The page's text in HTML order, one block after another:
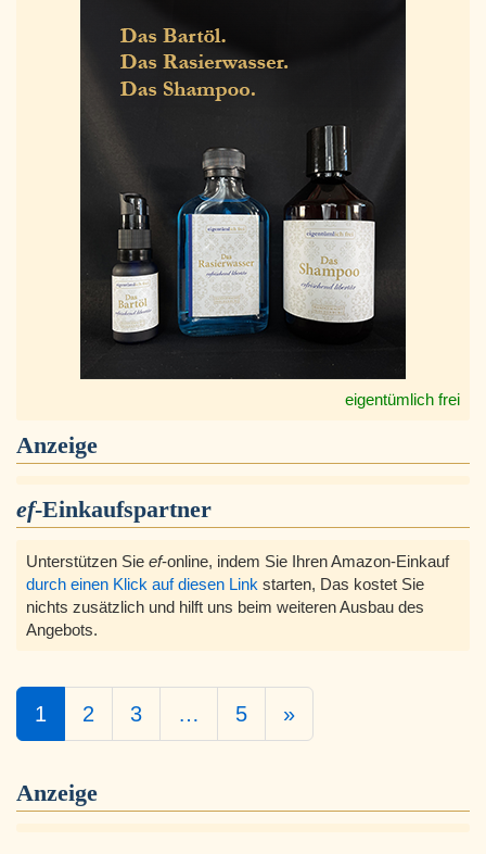
eigentümlich frei
Anzeige
ef-Einkaufspartner
Unterstützen Sie ef-online, indem Sie Ihren Amazon-Einkauf
durch einen Klick auf diesen Link starten, Das kostet Sie
nichts zusätzlich und hilft uns beim weiteren Ausbau des
Angebots.
1 2 3 … 5 »
Anzeige